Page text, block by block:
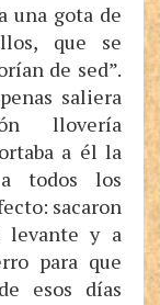
una gota de
que se
de sed”.
saliera
llovería
a él la
todos los
sacaron
levante y a
para que
esos días